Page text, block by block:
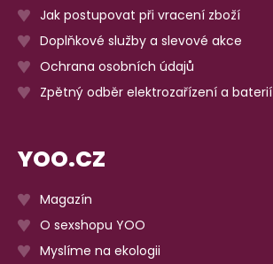
Jak postupovat při vracení zboží
Doplňkové služby a slevové akce
Ochrana osobních údajů
Zpětný odběr elektrozařízení a baterií
YOO.CZ
Magazín
O sexshopu YOO
Myslíme na ekologii